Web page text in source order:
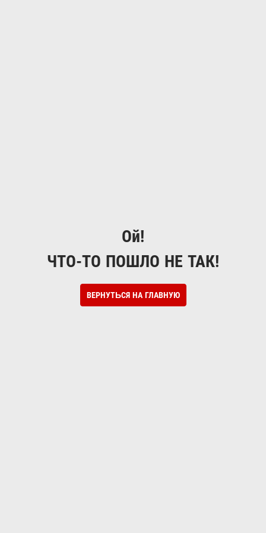
Ой!
ЧТО-ТО ПОШЛО НЕ ТАК!
ВЕРНУТЬСЯ НА ГЛАВНУЮ